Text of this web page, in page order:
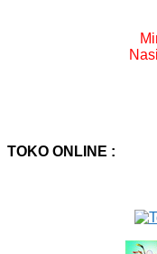
TOKO ONLINE :